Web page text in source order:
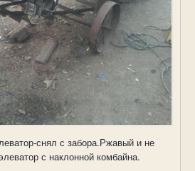
снял с забора.Ржавый и не
с наклонной комбайна.